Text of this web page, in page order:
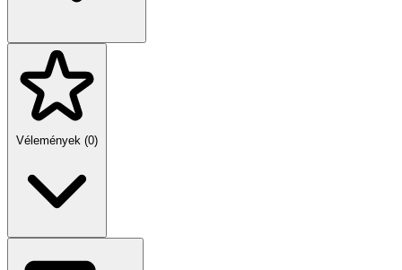
Vélemények (0)